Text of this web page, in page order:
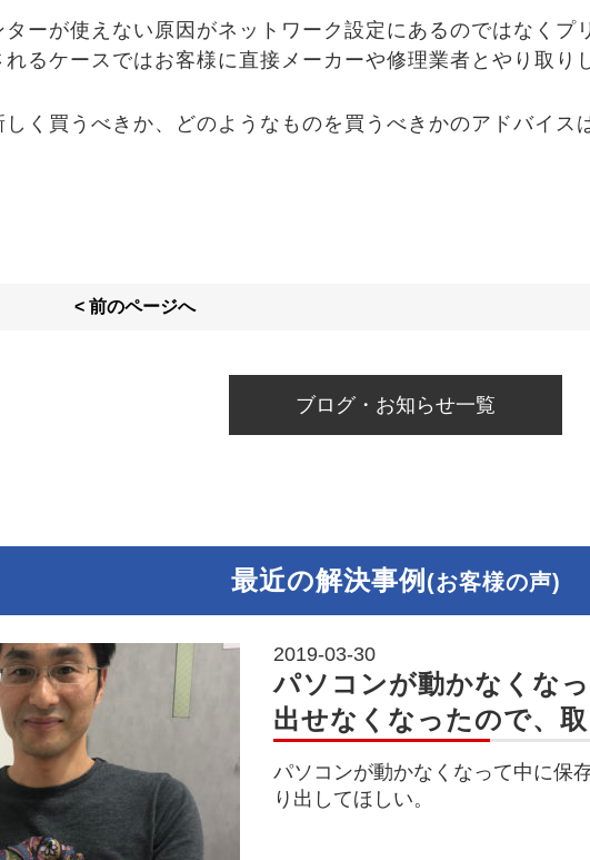
ーが使えない原因がネットワーク設定にあるのではなくプ
るケースではお客様に直接メーカーや修理業者とやり取り
く買うべきか、どのようなものを買うべきかのアドバイス
< 前のページへ
ブログ・お知らせ一覧
最近の解決事例 (お客様の声)
2019-03-30
パソコンが動かなくな
出せなくなったので、
パソコンが動かなくなって中に保
り出してほしい。